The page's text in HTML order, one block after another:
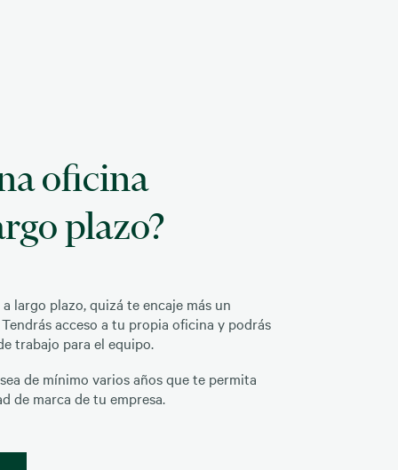
oficina
plazo?
largo plazo, quizá te encaje más un
acceso a tu propia oficina y podrás
trabajo para el equipo.
de mínimo varios años que te permita
de marca de tu empresa.